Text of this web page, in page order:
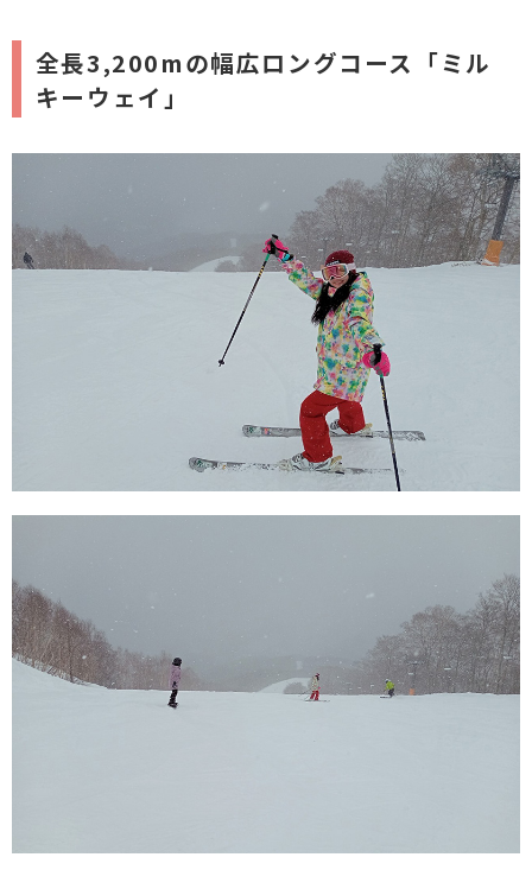
全長3,200mの幅広ロングコース「ミル
キーウェイ」